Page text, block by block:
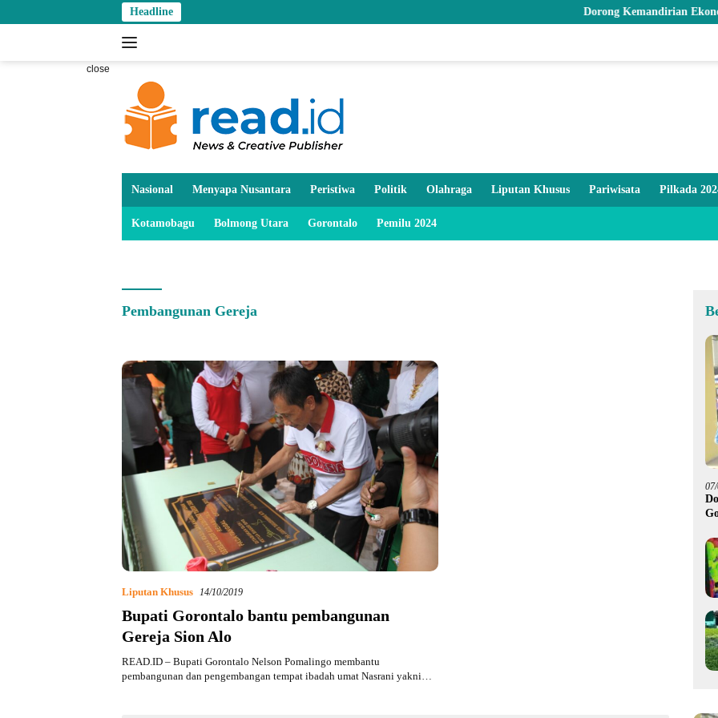
to
Headline Dorong Kemandirian Ekonomi,
close
Nasional Menyapa Nusantara Peristiwa Politik Olahraga Liputan Khusus Pariwisata Pilkada
Kotamobagu Bolmong Utara Gorontalo Pemilu 2024
Pembangunan Gereja
Liputan Khusus 14/10/2019
Bupati Gorontalo bantu pembangunan
Gereja Sion Alo
READ.ID – Bupati Gorontalo Nelson Pomalingo membantu
pembangunan dan pengembangan tempat ibadah umat Nasrani yakni…